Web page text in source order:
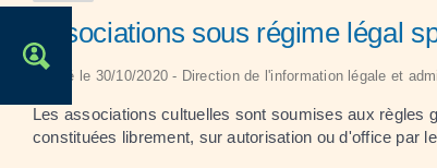
Associations sous régime légal
Vérifié le 30/10/2020 - Direction de l'information légale et
Les associations cultuelles sont soumises aux règles
constituées librement, sur autorisation ou d'office par